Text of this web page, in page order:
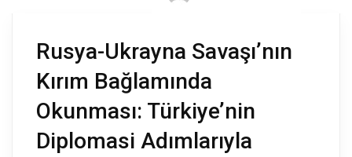
Rusya-Ukrayna Savaşı’nın
Kırım Bağlamında
Okunması: Türkiye’nin
Diplomasi Adımlarıyla